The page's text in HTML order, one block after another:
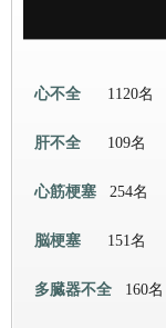
心不全 1120名
肝不全 109名
心筋梗塞 254名
脳梗塞 151名
多臓器不全 160名